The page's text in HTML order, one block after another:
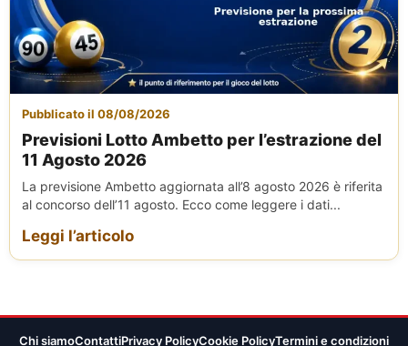
Pubblicato il 08/08/2026
Previsioni Lotto Ambetto per l’estrazione del
11 Agosto 2026
La previsione Ambetto aggiornata all’8 agosto 2026 è riferita
al concorso dell’11 agosto. Ecco come leggere i dati...
Leggi l’articolo
Chi siamoContattiPrivacy PolicyCookie PolicyTermini e condizioni